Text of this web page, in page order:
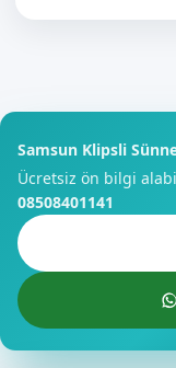
Samsun Klipsli
Ücretsiz ön bilgi
08508401141